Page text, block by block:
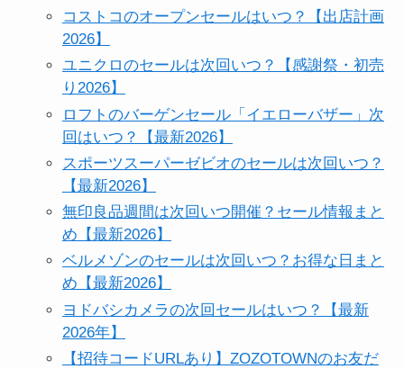
コストコのオープンセールはいつ？【出店計画
2026】
ユニクロのセールは次回いつ？【感謝祭・初売
り2026】
ロフトのバーゲンセール「イエローバザー」次
回はいつ？【最新2026】
スポーツスーパーゼビオのセールは次回いつ？
【最新2026】
無印良品週間は次回いつ開催？セール情報まと
め【最新2026】
ベルメゾンのセールは次回いつ？お得な日まと
め【最新2026】
ヨドバシカメラの次回セールはいつ？【最新
2026年】
【招待コードURLあり】ZOZOTOWNのお友だ